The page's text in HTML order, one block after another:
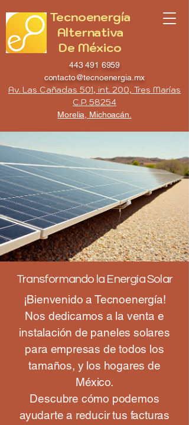
443 491 6959
contacto@tecnoenergia.mx
Av. Las Cañadas 501, int. 200, Tres Marías
C.P. 58254
Morelia, Michoacán.
Tecnoenergía
Alternativa
De México
Transformando la Energía Solar
¡Bienvenido a Tecnoenergía!
Nos dedicamos a la venta e
instalación de paneles solares
para empresas de todos los
tamaños, y los hogares de
México.
Descubre cómo podemos
ayudarte a reducir tus facturas